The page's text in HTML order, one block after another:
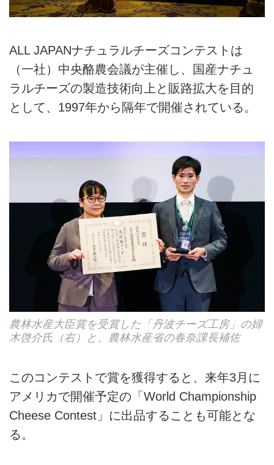
ALL JAPANナチュラルチーズコンテストは
（一社）中央酪農会議が主催し、国産ナチュ
ラルチーズの製造技術向上と販路拡大を目的
として、1997年から隔年で開催されている。
農林水産大臣賞を受賞した「丹波チーズ工房」の婦
木啓介氏（右）と、農林水産省の春奈課長補佐
このコンテストで賞を獲得すると、来年3月に
アメリカで開催予定の「World Championship
Cheese Contest」に出品することも可能とな
る。